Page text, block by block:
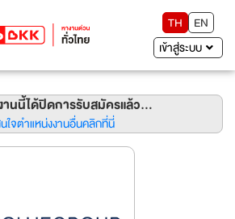
TH
EN
เข้าสู่ระบบ
านนี้ได้ปิดการรับสมัครแล้ว...
ใจตำแหน่งงานอื่นคลิกที่นี่